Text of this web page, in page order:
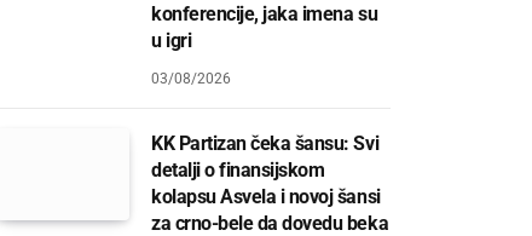
konferencije, jaka imena su
u igri
03/08/2026
KK Partizan čeka šansu: Svi
detalji o finansijskom
kolapsu Asvela i novoj šansi
za crno-bele da dovedu beka